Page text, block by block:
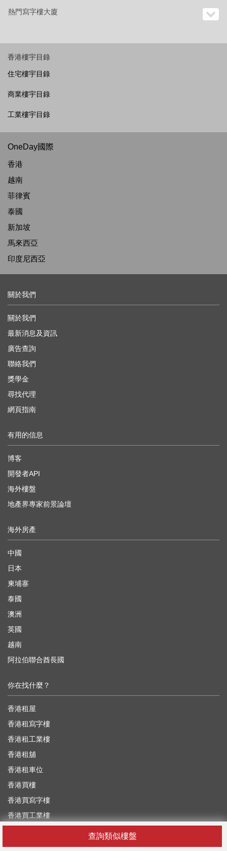
查詢類似樓盤
熱門寫字樓大廈
香港樓宇目錄
住宅樓宇目錄
商業樓宇目錄
工業樓宇目錄
OneDay國際
香港
越南
菲律賓
泰國
新加坡
馬來西亞
印度尼西亞
關於我們
關於我們
最新消息及資訊
廣告查詢
聯絡我們
獎學金
尋找代理
網頁指南
有用的信息
博客
開發者API
海外樓盤
地產界專家前景論壇
海外房產
中國
日本
柬埔寨
泰國
澳洲
英國
越南
阿拉伯聯合酋長國
你在找什麼？
香港租屋
香港租寫字樓
香港租工業樓
香港租舖
香港租車位
香港買樓
香港買寫字樓
香港買工業樓
香港買車位